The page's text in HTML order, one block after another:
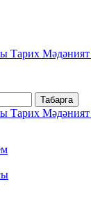
Тарих Мәдәният
Табарга
Тарих Мәдәният